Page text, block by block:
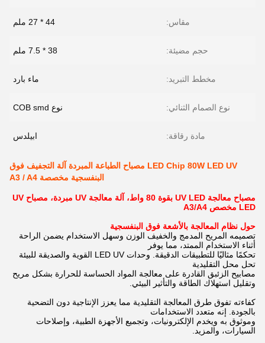
مقاس: 44 * 27 ملم
حجم مضيئة: 38 * 7.5 ملم
مخطط التبريد: ماء بارد
نوع الصمام الثنائي: نوع COB smd
مادة رقاقة: ابيلدس
LED Chip 80W LED UV مصباح الطباعة المبردة آلة التجفيف فوق
البنفسجية مخصصة A3 / A4
مصباح معالجة UV LED بقوة 80 واط، آلة معالجة UV مبردة، مصباح UV
LED مخصص A3/A4
حول نظام المعالجة بالأشعة فوق البنفسجية
تصميمه المريح المدمج والخفيف الوزن وسهل الاستخدام يضمن الراحة
أثناء الاستخدام الممتد، مما يوفر
تحكمًا مثاليًا للتطبيقات الدقيقة. وحدات LED UV القوية والصديقة للبيئة
تحل محل التقليدية
مصابيح الزئبق القادرة على معالجة المواد الحساسة للحرارة بشكل مريح
وتقليل استهلاك الطاقة والتأثير البيئي.
كفاءته تفوق طرق المعالجة التقليدية مما يعزز الإنتاجية دون التضحية
بالجودة. إنه متعدد الاستخدامات
وموثوق به ويخدم الإلكترونيات، وتجميع الأجهزة الطبية، وإصلاحات
السيارات، والمزيد.